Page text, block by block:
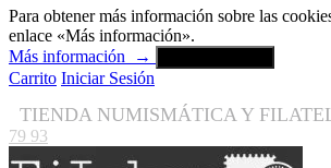
Para obtener más información sobre las
enlace «Más información».
Más información
→
Carrito Iniciar Sesión
TIENDA NUMISMÁTICA Y
79 93